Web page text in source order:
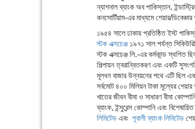
ন্যাশনাল ব্যাংক অব পাকিস্তান,
কনসোর্টিয়াম-এর মাধ্যমে শেয়ার/
১৯৫৪ সালে ঢাকায় প্রতিষ্ঠিত ইস্ট
স্টক এক্সচেঞ্জ১৯৭১ সাল পর্যন্ত
স্টক এক্সচেঞ্জ লি.-এর কর্মকান্ড স্থগিত
শিল্পায়ন ত্বরান্বিতকরণ এবং একটি
মূলধন বাজার উন্নয়নের পথে এটি ছিল
সর্বমোট ৪০০ মিলিয়ন টাকা মূল্যের
খাতের জীবন বীমা ও সাধারণ বীমা
ব্যাংক, ইন্সুরেন্স কোম্পানি এবং
লিমিটেডএবং পূবালী ব্যাংক লিমিটেড